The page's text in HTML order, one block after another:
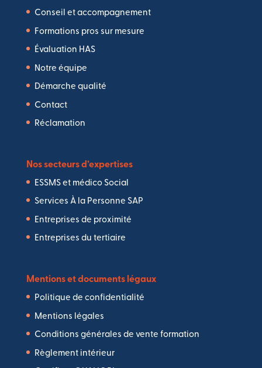
Conseil et accompagnement
Formations pros sur mesure
Évaluation HAS
Notre équipe
Démarche qualité
Contact
Réclamation
Nos secteurs d’expertises
ESSMS et médico Social
Services À la Personne SAP
Entreprises de proximité
Entreprises du tertiaire
Mentions et documents légaux
Politique de confidentialité
Mentions légales
Conditions générales de vente formation
Règlement intérieur